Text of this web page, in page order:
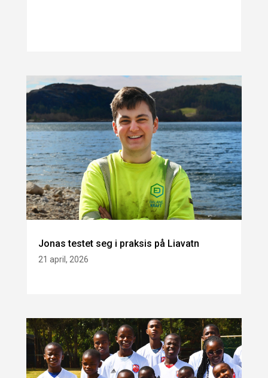
Jonas testet seg i praksis på Liavatn
21 april, 2026